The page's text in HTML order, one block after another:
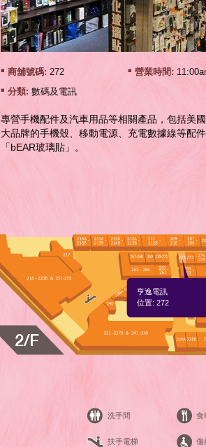
商舖號碼: 272 營業時間:
分類: 數碼及電訊
專營手機配件及汽車用品等相關產品，包括美
大品牌的手機殼、移動電源、充電數據線等配
「bEAR玻璃貼」。
亨逸電訊
位置: 272
洗手間 食
扶手電梯 傷